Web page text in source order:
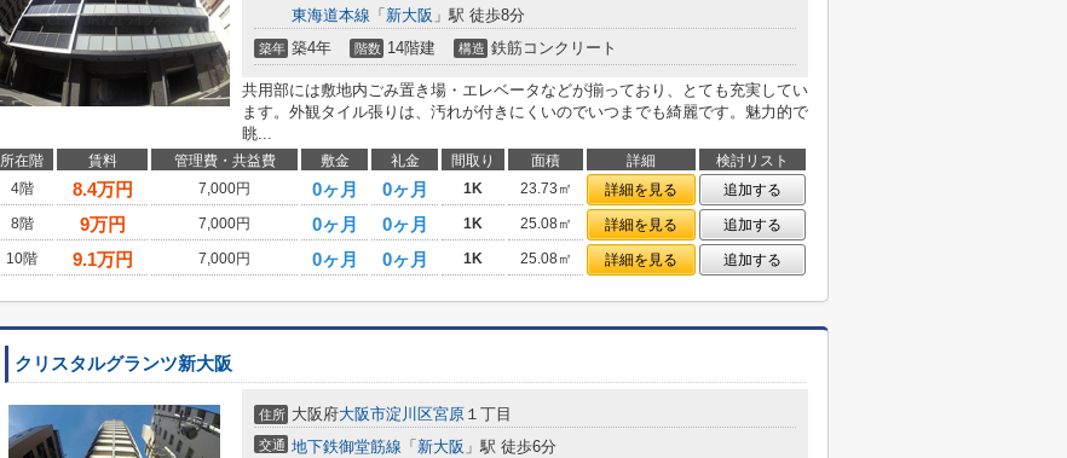
東海道本線 「 新大阪 」駅 徒歩8分
築年 築4年 階数 14階建 構造 鉄筋コンクリート
共用部には敷地内ごみ置き場・エレベータなどが揃っており、とても充実してい
ます。外観タイル張りは、汚れが付きにくいのでいつまでも綺麗です。魅力的で
眺...
所在階 賃料 管理費・共益費 敷金 礼金 間取り 面積 詳細
検討リスト
4階
8.4万円 7,000円 0ヶ月 0ヶ月 1K 23.73㎡ 詳細を見る
追加する
8階
9万円 7,000円 0ヶ月 0ヶ月 1K 25.08㎡ 詳細を見る
追加する
10階
9.1万円 7,000円 0ヶ月 0ヶ月 1K 25.08㎡ 詳細を見る 追加する
クリスタルグランツ新大阪
住所 大阪府大阪市淀川区宮原 １丁目
交通 地下鉄御堂筋線 「 新大阪 」駅 徒歩6分